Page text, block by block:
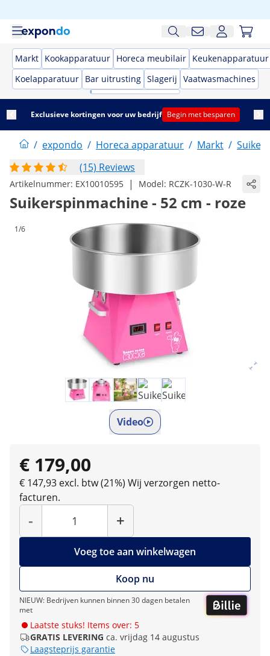
Markt Kookapparatuur Horeca meubilair Keukenapparatuur
Koelapparatuur Bar uitrusting Slagerij Vaatwasmachines
Exclusieve kortingen voor uw bedrijf Begin met besparen
/ expondo / Horeca apparatuur / Markt /
(15) Reviews
Artikelnummer: EX10010595 | Model: RCZK-1030-W-R
Suikerspinmachine - 52 cm - roze
1/6
Video
€ 179,00
€ 147,93 excl. btw (21%) Wij verzorgen netto-
facturen.
-
Hoeveelheid
+
Voeg toe aan winkelwagen
Koop nu
NIEUW: Bedrijven kunnen binnen 30 dagen betalen
met
Laatste stuks! Items over: 5
GRATIS LEVERING ca. vrijdag 14 augustus
Laagsteprijs garantie